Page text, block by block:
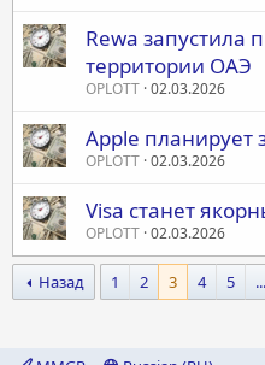
Rewa запустила
территории ОАЭ
OPLOTT 02.03.2026
Apple планирует
OPLOTT 02.03.2026
Visa станет
OPLOTT 02.03.2026
Назад 1 2 3 4 5 ...